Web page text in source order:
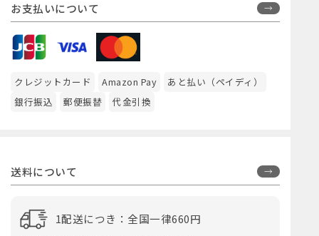
お支払いについて
クレジットカード Amazon Pay
あと払い（ペイディ）
銀行振込
郵便振替 代金引換
送料について
1配送につき：全国一律660円